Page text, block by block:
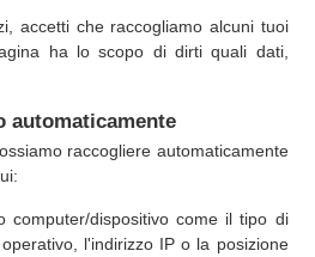
accetti che raccogliamo alcuni tuoi
ha lo scopo di dirti quali dati,
automaticamente
raccogliere automaticamente
computer/dispositivo come il tipo di
l'indirizzo IP o la posizione